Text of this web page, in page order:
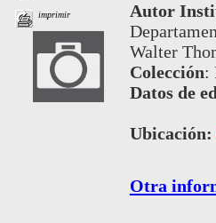
imprimir Autor
Walter
Colección:
Datos de
Ubicación:
Otra